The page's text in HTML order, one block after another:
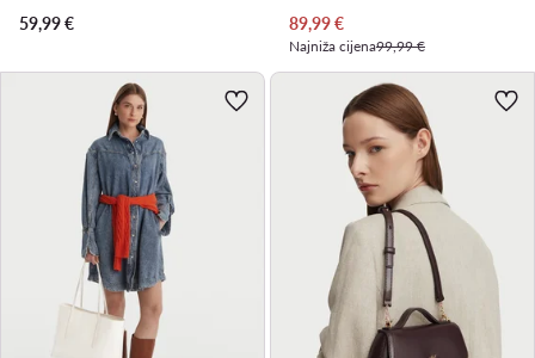
59,99€
Trenutna cijena
89,99€
Najniža cijena99,99 €